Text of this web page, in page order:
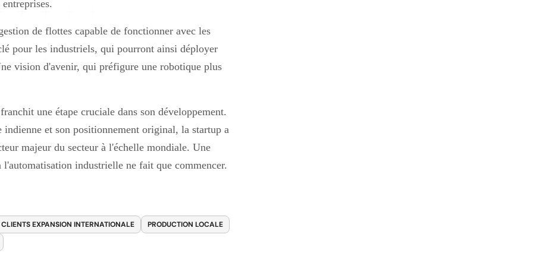
de flottes capable de fonctionner avec les
pour les industriels, qui pourront ainsi déployer
vision d'avenir, qui préfigure une robotique plus
une étape cruciale dans son développement.
et son positionnement original, la startup a
majeur du secteur à l'échelle mondiale. Une
industrielle ne fait que commencer.
EXPANSION INTERNATIONALE PRODUCTION LOCALE